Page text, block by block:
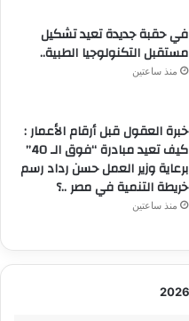
في حقبة جديدة تعيد تشكيل
مستقبل التكنولوجيا الطبية..
منذ ساعتين
خبرة العقول قبل أرقام الأعمار :
كيف تعيد مبادرة “فوق الـ 40”
برعاية وزير العمل حسن رداد رسم
خريطة التنمية في مصر ..؟
منذ ساعتين